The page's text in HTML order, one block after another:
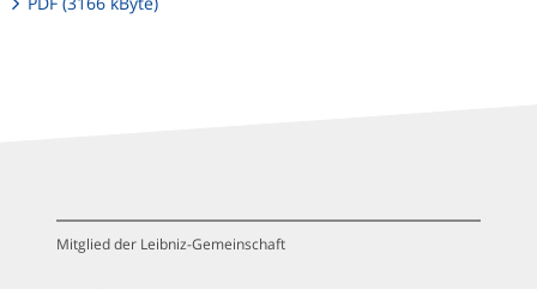
Mitglied der Leibniz-Gemeinschaft